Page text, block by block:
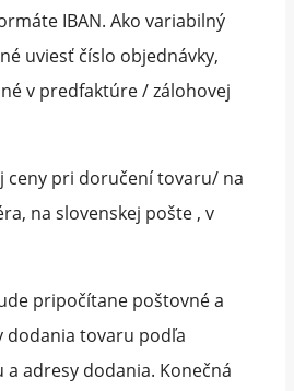
IBAN. Ako variabilný
uviesť číslo objednávky,
v predfaktúre / zálohovej
ceny pri doručení tovaru/ na
na slovenskej pošte , v
pripočítane poštovné a
dodania tovaru podľa
adresy dodania. Konečná